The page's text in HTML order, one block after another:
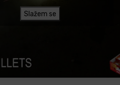
Slažem se